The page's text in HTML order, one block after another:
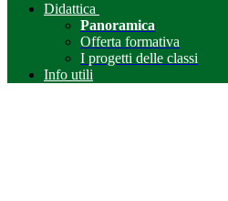
Didattica
Panoramica
Offerta formativa
I progetti delle classi
Info utili